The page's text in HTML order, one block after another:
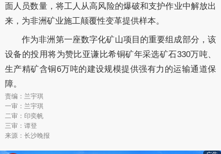
面人员数量，将工人从高风险的爆破和支护作业中解放出
来，为非洲矿业施工颠覆性变革提供样本。
作为非洲第一座数字化矿山项目的重要组成部分，该
设备的投用将为赞比亚谦比希铜矿年采选矿石330万吨、
生产精矿含铜6万吨的建设规模提供强有力的运输通道保
障。
责编：兰宇琪
一审：兰宇琪
二审：印奕帆
三审：谭登
来源：长沙晚报